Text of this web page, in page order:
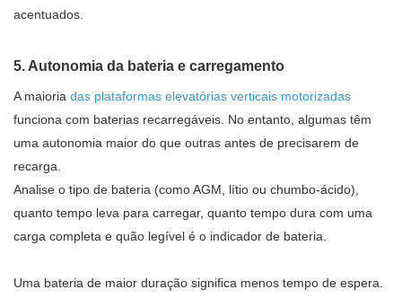
acentuados.
5. Autonomia da bateria e carregamento
A maioria das plataformas elevatórias verticais motorizadas
funciona com baterias recarregáveis. No entanto, algumas têm
uma autonomia maior do que outras antes de precisarem de
recarga.
Analise o tipo de bateria (como AGM, lítio ou chumbo-ácido),
quanto tempo leva para carregar, quanto tempo dura com uma
carga completa e quão legível é o indicador de bateria.
Uma bateria de maior duração significa menos tempo de espera.